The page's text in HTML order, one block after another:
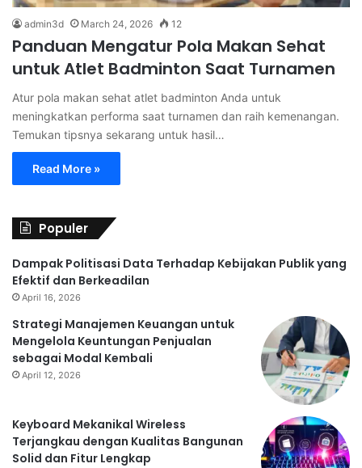
admin3d March 24, 2026 12
Panduan Mengatur Pola Makan Sehat
untuk Atlet Badminton Saat Turnamen
Atur pola makan sehat atlet badminton Anda untuk
meningkatkan performa saat turnamen dan raih kemenangan.
Temukan tipsnya sekarang untuk hasil…
Read More »
Populer
Dampak Politisasi Data Terhadap Kebijakan Publik yang
Efektif dan Berkeadilan
April 16, 2026
Strategi Manajemen Keuangan untuk
Mengelola Keuntungan Penjualan
sebagai Modal Kembali
April 12, 2026
Keyboard Mekanikal Wireless
Terjangkau dengan Kualitas Bangunan
Solid dan Fitur Lengkap